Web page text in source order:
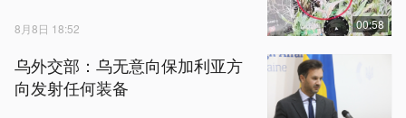
8月8日 18:52 00:58
乌外交部：乌无意向保加利亚方
向发射任何装备